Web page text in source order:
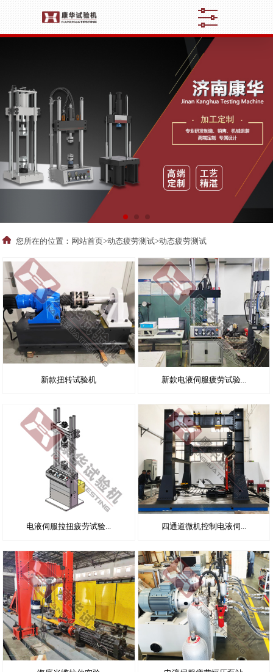
您所在的位置： 网站首页>动态疲劳测试>动态疲劳测试
新款扭转试验机 新款电液伺服疲劳试验...
电液伺服拉扭疲劳试验... 四通道微机控制电液伺...